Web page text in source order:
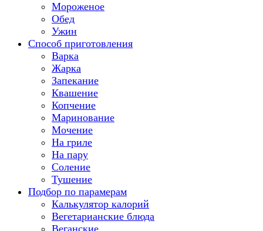
Мороженое
Обед
Ужин
Способ приготовления
Варка
Жарка
Запекание
Квашение
Копчение
Маринование
Мочение
На гриле
На пару
Соление
Тушение
Подбор по парамерам
Калькулятор калорий
Вегетарианские блюда
Веганские